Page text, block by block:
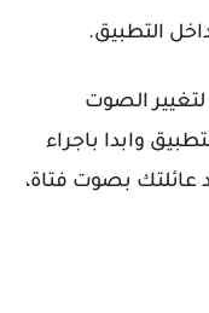
التطبيق.
الصوت
وابدا باجراء
عائلتك بصوت فتاة،